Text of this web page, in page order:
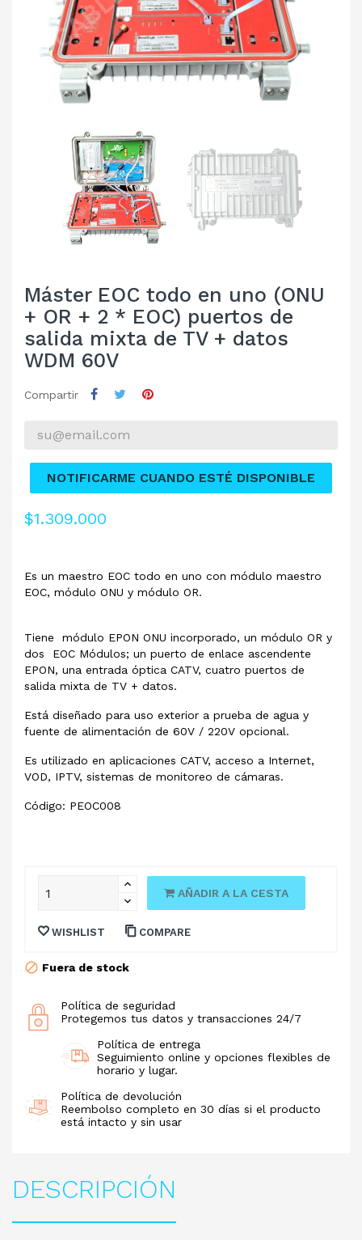
Máster EOC todo en uno (ONU
+ OR + 2 * EOC) puertos de
salida mixta de TV + datos
WDM 60V
Compartir
NOTIFICARME CUANDO ESTÉ DISPONIBLE
$1.309.000
Es un maestro EOC todo en uno con módulo maestro
EOC, módulo ONU y módulo OR.
Tiene módulo EPON ONU incorporado, un módulo OR y
dos EOC Módulos; un puerto de enlace ascendente
EPON, una entrada óptica CATV, cuatro puertos de
salida mixta de TV + datos.
Está diseñado para uso exterior a prueba de agua y
fuente de alimentación de 60V / 220V opcional.
Es utilizado en aplicaciones CATV, acceso a Internet,
VOD, IPTV, sistemas de monitoreo de cámaras.
Código: PEOC008
AÑADIR A LA CESTA
WISHLIST COMPARE
Fuera de stock
Política de seguridad
Protegemos tus datos y transacciones 24/7
Política de entrega
Seguimiento online y opciones flexibles de
horario y lugar.
Política de devolución
Reembolso completo en 30 días si el producto
está intacto y sin usar
DESCRIPCIÓN